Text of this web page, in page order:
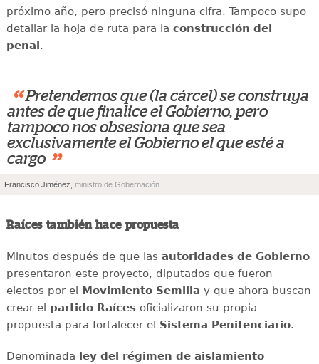
próximo año, pero precisó ninguna cifra. Tampoco supo
detallar la hoja de ruta para la construcción del
penal .
“ Pretendemos que (la cárcel) se construya
antes de que finalice el Gobierno, pero
tampoco nos obsesiona que sea
exclusivamente el Gobierno el que esté a
cargo ”
Francisco Jiménez, ministro de Gobernación
Raíces también hace propuesta
Minutos después de que las autoridades de Gobierno
presentaron este proyecto, diputados que fueron
electos por el
Movimiento Semilla y que ahora buscan
crear el partido Raícesoficializaron su propia
propuesta para fortalecer el Sistema Penitenciario.
Denominada ley del régimen de aislamiento